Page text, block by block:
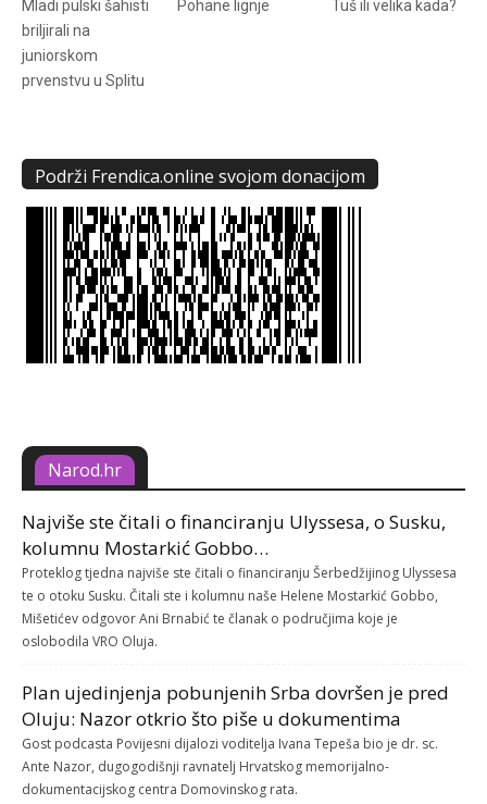
Mladi pulski šahisti
briljirali na
juniorskom
prvenstvu u Splitu
Pohane lignje Tuš ili velika kada?
Podrži Frendica.online svojom donacijom
Narod.hr
Najviše ste čitali o financiranju Ulyssesa, o Susku,
kolumnu Mostarkić Gobbo…
Proteklog tjedna najviše ste čitali o financiranju Šerbedžijinog Ulyssesa
te o otoku Susku. Čitali ste i kolumnu naše Helene Mostarkić Gobbo,
Mišetićev odgovor Ani Brnabić te članak o područjima koje je
oslobodila VRO Oluja.
Plan ujedinjenja pobunjenih Srba dovršen je pred
Oluju: Nazor otkrio što piše u dokumentima
Gost podcasta Povijesni dijalozi voditelja Ivana Tepeša bio je dr. sc.
Ante Nazor, dugogodišnji ravnatelj Hrvatskog memorijalno-
dokumentacijskog centra Domovinskog rata.